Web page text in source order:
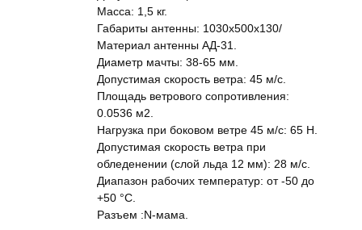
Масса: 1,5 кг.
Габариты антенны: 1030x500x130/
Материал антенны АД-31.
Диаметр мачты: 38-65 мм.
Допустимая скорость ветра: 45 м/с.
Площадь ветрового сопротивления:
0.0536 м2.
Нагрузка при боковом ветре 45 м/с: 65 Н.
Допустимая скорость ветра при
обледенении (слой льда 12 мм): 28 м/с.
Диапазон рабочих температур: от -50 до
+50 °С.
Разъем :N-мама.